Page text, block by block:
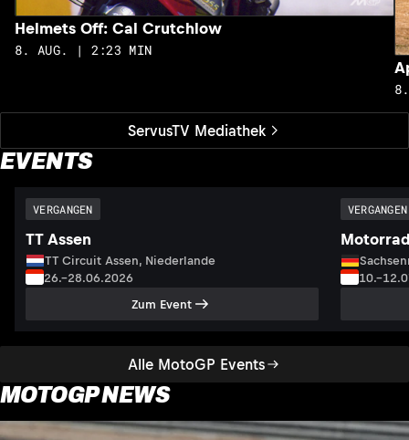
ServusTV Mediathek
Helmets Off: Cal Crutchlow
8. AUG. | 2:23 MIN
EVENTS
Alle MotoGP Events
VERGANGEN
TT Assen
TT Circuit Assen, Niederlande
26.–28.06.2026
Zum Event
VERGANGEN
MOTOGP NEWS